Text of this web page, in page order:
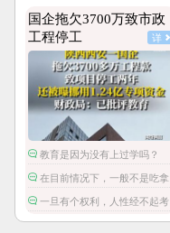
价索赔，不就可以赚大发了？
店旧物品还能2倍价赔偿，真是一
本万利。
国企拖欠3700万致市政
工程停工
详
教育是因为没有上过学吗？
在目前情况下，一般不是吃拿
卡要，而是这笔钱被财政挪用
了。
一旦有个权利，人性经不起考
验了。